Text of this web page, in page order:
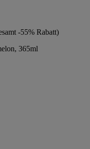
-55% Rabatt)
365ml